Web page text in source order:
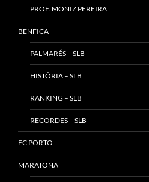
PROF. MONIZ PEREIRA
BENFICA
PALMARÉS – SLB
HISTÓRIA – SLB
RANKING – SLB
RECORDES – SLB
FC PORTO
MARATONA